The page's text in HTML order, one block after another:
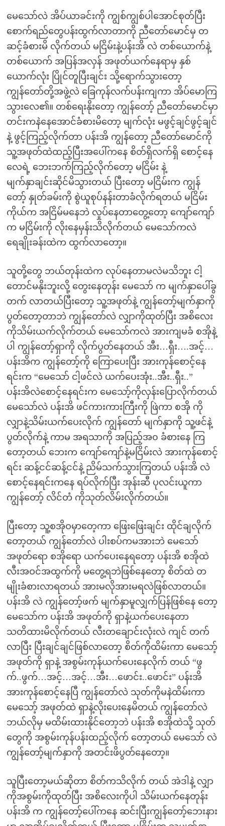
မေသော်လဲ အိပ်ယာခင်းကို ကျွစ်ကျွစ်ပါအောင်စုတ်ပြီး
စောက်ရည်တွေပန်းထွက်လာတာကို ညီတော်မောင်မှ တ
ဆင့်ခံစားမိ လိုက်တယ် မငြိမ်းနဲ့ပန်းအိ လဲ တစ်ယောက်နဲ့
တစ်ယောက် အပြန်အလှန် အဖုတ်ယက်နေရာမှ နှစ်
ယောက်လုံး ပြိုင်တူပြီးချင်း သို့ရောက်သွားတော့
ကျွန်တော်တို့အဖွဲ့လဲ ခြေကုန်လက်ပန်းကျကာ အိပ်မောကြ
သွားလေ၏။ တစ်ရေးနိုးတော့ ကျွန်တော့် ညီတော်မောင်မှာ
တင်းကနဲနေအောင်ခံစားမိတော့ မျက်လုံး မဖွင့်ချင်ဖွင့်ချင်
နဲ့ ဖွင့်ကြည့်လိုက်တာ ပန်းအိ ကျွန်တော့ ညီတော်မောင်ကို
သူ့အဖုတ်ထဲထည့်ပြီးအပေါ်ကနေ စိတ်ရှိလက်ရှိ စောင့်နေ
လေရဲ့ ဘေးဘက်ကြည့်လိုက်တော့ မငြိမ်း နဲ့
မျက်နှာချင်းဆိုင်မိသွားတယ် ပြီးတော့ မငြိမ်းက ကျွန်
တော့် နှုတ်ခမ်းကို စွဲယူစုပ်နန်းတာခံလိုက်ရတယ် မငြိမ်း
ကိုယ်က အငြိမ်မနေဘဲ လှုပ်နေတာတွေ့တော့ ကျော်ကျော်
က မငြိမ်းကို လိုးနေမှန်းသိလိုက်တယ် မေသော်ကလဲ
ရေချိုးခန်းထဲက ထွက်လာတော့။
သူတို့တွေ ဘယ်တုန်းထဲက လုပ်နေတာမလဲမသိဘူး ငါ့
တောင်မနိုးဘူးလို့ တွေးနေတုန်း မေသော် က မျက်နှာပေါ်ခွ
တက် လာတယ်ပြီးတော့ သူ့အဖုတ်နဲ့ ကျွန်တော့်မျက်နှာကို
ပွတ်တော့တာဘဲ ကျွန်တော်လဲ လျှာကိုထုတ်ပြီး အစိလေး
ကိုသိမ်းယက်လိုက်တယ် မေသော်ကလဲ အားကျမခံ စအိုနဲ့
ပါ ကျွန်တော့်ရှာကို လိုက်ပွတ်နေတယ် အီး…ရှီး….အင့်…
ပန်းအိက ကျွန်တော့်ကို ကြောပေးပြီး အားကုန်စောင့်နေ
ရင်းက “မေသော် ငါ့ဖင်လဲ ယက်ပေးအုံး..အီး..ရှီး..”
ပန်းအိလဲစောင့်နေရင်းက မေသော့်ကိုလှန်းပြောလိုက်တယ်
မေသော်လဲ ပန်းအိ ဖင်ကားကားကြီးကို ဖြဲကာ စအို ကို
လျှာနဲ့သိမ်းယက်ပေးလိုက် ကျွန်တော် မျက်နှာကို သူ့ဖင်နဲ့
ပွတ်လိုက်နဲ့ ကာမ အရသာကို အပြည့်အ၀ ခံစားနေ ကြ
တော့တယ် ဘေးက ကျော်ကျော်နဲ့မငြိမ်းလဲ အားကုန်စောင့်
ရင်း ဆန့်ငင်ဆန့်ငင်နဲ့ ညိမ်သက်သွားကြတယ် ပန်းအိ လဲ
စောင့်နေရင်းကနေ ရပ်လိုက်ပြီး အုန်းဆီ ပုလင်းယူကာ
ကျွန်တော့် လိင်တံ ကိုသုတ်လိမ်းလိုက်တယ်။
ပြီးတော့ သူ့စအိုဝမှာတေ့ကာ ဖြေးဖြေးချင်း ထိုင်ချလိုက်
တော့တယ် ကျွန်တော်လဲ ပါးစပ်ကမအားဘဲ မေသော်
အဖုတ်ရော စအိုရော ယက်ပေးနေရတော့ ပန်းအိ စအိုထဲ
လီးအဝင်အထွက်ကို မတွေ့ရဘဲဖြစ်နေတော့ စိတ်ထဲ တ
မျိုးခံစားလာရတယ် အားမလိုအားမရလဲဖြစ်လာတယ်။
ပန်းအိ လဲ ကျွန်တော့်ဖက် မျက်နှာမူလျှက်ပြန်ဖြစ်နေ တော့
မေသော်က ပန်းအိ အဖုတ်ကို ရှာနဲ့ယက်ပေးနေတာ
သတိထားမိလိုက်တယ် လီးတချောင်းလုံးလဲ ကျင် တက်
လာပြီး ပြီးချင်ချင်ဖြစ်လာတော့ စိတ်ကိုထိမ်းကာ မေသော့်
အဖုတ်ကို ရှာနဲ့ အစွမ်းကုန်ယက်ပေးနေလိုက် တယ် “ဖွ
က်..ဖွက်…အင့်…အင့်…အီး…ဖောင်း..ဖောင်း” ပန်းအိ
အားကုန်စောင့်နေပြီ ကျွန်တော်လဲ သုတ်ကိုမနဲထိမ်းကာ
မေသော့် အဖုတ်ထဲ ရှာနဲ့လိုးပေးနေမိတယ် ကျွန်တော်လဲ
ဘယ်လိုမှ မထိမ်းထားနိုင်တော့ဘဲ ပန်းအိ စအိုထဲသို့ သုတ်
တွေကို အစွမ်းကုန်ပန်းထည့်လိုက် တော့တယ် မေသော် လဲ
ကျွန်တော့်မျက်နှာကို အတင်းဖိပွတ်နေတော့။
သူပြီးတော့မယ်ဆိုတာ စိတ်ကသိလိုက် တယ် အဲဒါနဲ့ လျှာ
ကိုအစွမ်းကိုထုတ်ပြီး အစိလေးကိုပါ သိမ်းယက်နေတုန်း
ပန်းအိ က ကျွန်တော့်ပေါ်ကနေ ဆင်းပြီးကျွန်တော့်ဘေးနား